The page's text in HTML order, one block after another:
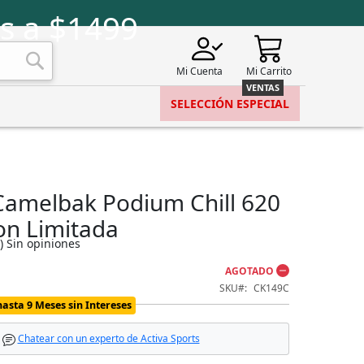
a $1499
Buscar
Mi Cuenta Mi Carrito
SELECCIÓN ESPECIAL
Podium Chill 620
Limitada
) Sin opiniones
AGOTADO
SKU
CK149C
9 Meses sin Intereses
Chatear con un experto de Activa Sports